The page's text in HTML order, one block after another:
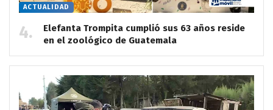
ACTUALIDAD
Elefanta Trompita cumplió sus 63 años reside
en el zoológico de Guatemala